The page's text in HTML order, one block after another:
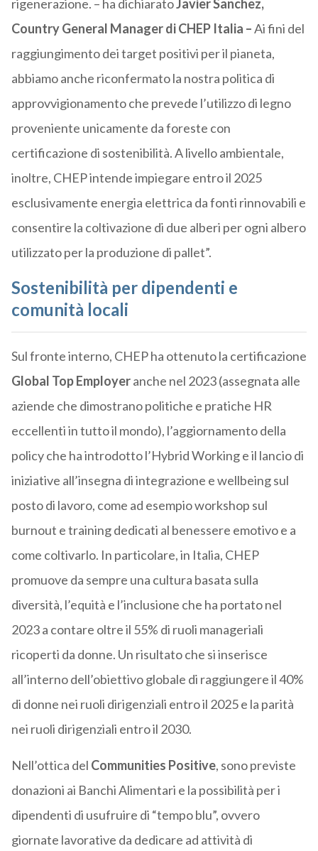
rigenerazione. – ha dichiaratoJavier Sanchez,
Country General Manager di CHEP Italia –Ai fini del
raggiungimento dei target positivi per il pianeta,
abbiamo anche riconfermato la nostra politica di
approvvigionamento che prevede l’utilizzo di legno
proveniente unicamente da foreste con
certificazione di sostenibilità. A livello ambientale,
inoltre, CHEP intende impiegare entro il 2025
esclusivamente energia elettrica da fonti rinnovabili e
consentire la coltivazione di due alberi per ogni albero
utilizzato per la produzione di pallet”.
Sostenibilità per dipendenti e
comunità locali
Sul fronte interno, CHEP ha ottenuto la certificazione
Global Top Employeranche nel 2023 (assegnata alle
aziende che dimostrano politiche e pratiche HR
eccellenti in tutto il mondo), l’aggiornamento della
policy che ha introdotto l’Hybrid Working e il lancio di
iniziative all’insegna di integrazione e wellbeing sul
posto di lavoro, come ad esempio workshop sul
burnout e training dedicati al benessere emotivo e a
come coltivarlo. In particolare, in Italia, CHEP
promuove da sempre una cultura basata sulla
diversità, l’equità e l’inclusione che ha portato nel
2023 a contare oltre il 55% di ruoli manageriali
ricoperti da donne. Un risultato che si inserisce
all’interno dell’obiettivo globale di raggiungere il 40%
di donne nei ruoli dirigenziali entro il 2025 e la parità
nei ruoli dirigenziali entro il 2030.
Nell’ottica del Communities Positive, sono previste
donazioni ai Banchi Alimentari e la possibilità per i
dipendenti di usufruire di “tempo blu”, ovvero
giornate lavorative da dedicare ad attività di